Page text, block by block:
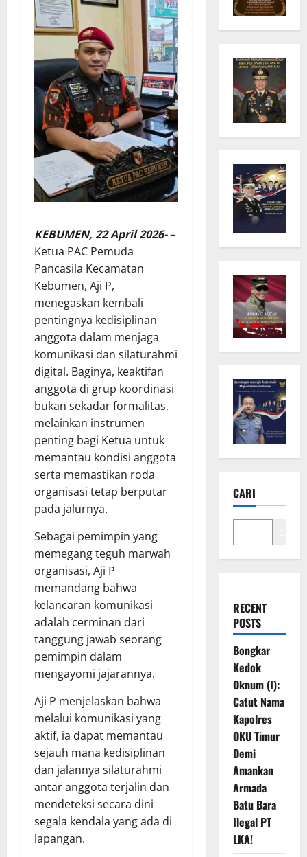
KEBUMEN, 22 April 2026-–
Ketua PAC Pemuda
Pancasila Kecamatan
Kebumen, Aji P,
menegaskan kembali
pentingnya kedisiplinan
anggota dalam menjaga
komunikasi dan silaturahmi
digital. Baginya, keaktifan
anggota di grup koordinasi
bukan sekadar formalitas,
melainkan instrumen
penting bagi Ketua untuk
memantau kondisi anggota
serta memastikan roda
organisasi tetap berputar
pada jalurnya.
Sebagai pemimpin yang
memegang teguh marwah
organisasi, Aji P
memandang bahwa
kelancaran komunikasi
adalah cerminan dari
tanggung jawab seorang
pemimpin dalam
mengayomi jajarannya.
Aji P menjelaskan bahwa
melalui komunikasi yang
aktif, ia dapat memantau
sejauh mana kedisiplinan
dan jalannya silaturahmi
antar anggota terjalin dan
mendeteksi secara dini
segala kendala yang ada di
lapangan.
CARI
RECENT
POSTS
Bongkar
Kedok
Oknum (I):
Catut Nama
Kapolres
OKU Timur
Demi
Amankan
Armada
Batu Bara
Ilegal PT
LKA!